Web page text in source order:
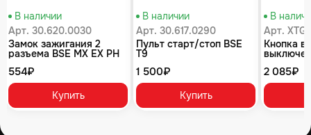
В наличии
Арт. 30.620.0030
Замок зажигания 2
разъема BSE MX EX PH
Z1 J1, J2LE Z2 J2S J1, J2
Z3 Z10 Z4 Z5 Z6 Z6Y Z5Y
554₽
Купить
В наличии
Арт. 30.617.0290
Пульт старт/стоп BSE
T9
1 500₽
Купить
В
Арт.
Кнопка
BSE
2 085₽